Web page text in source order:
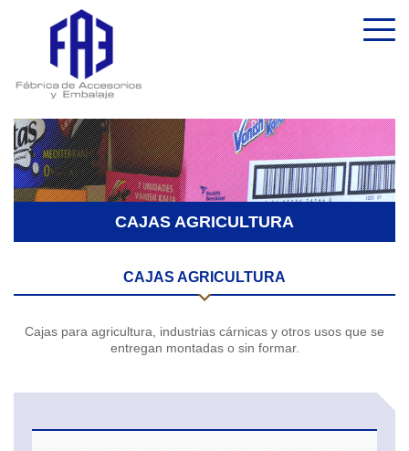
CAJAS AGRICULTURA
CAJAS AGRICULTURA
Cajas para agricultura, industrias cárnicas y otros usos que se
entregan montadas o sin formar.